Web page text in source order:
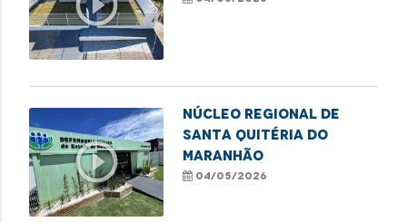
play_circle_outline
NÚCLEO REGIONAL DE
SANTA QUITÉRIA DO
MARANHÃO
04/05/2026